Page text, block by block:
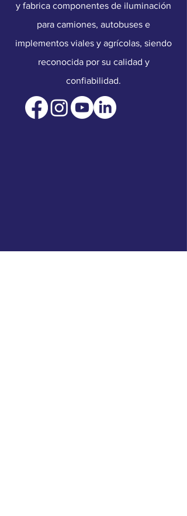
y fabrica componentes de iluminación
para camiones, autobuses e
implementos viales y agrícolas, siendo
reconocida por su calidad y
confiabilidad.